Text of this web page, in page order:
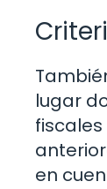
lugar
en